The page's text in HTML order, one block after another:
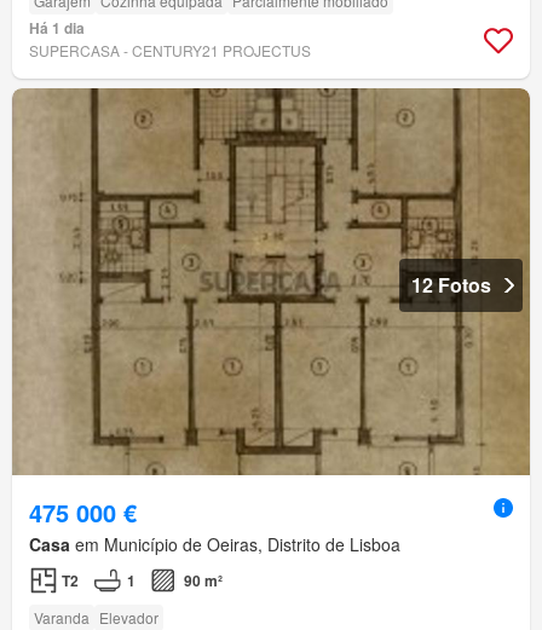
Há 1 dia
SUPERCASA - CENTURY21 PROJECTUS
12 Fotos
475 000 €
Casa em Município de Oeiras, Distrito de Lisboa
T2 1 90 m²
Varanda Elevador